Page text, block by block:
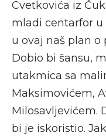
Cvetkovića iz
mladi centarfor u
u ovaj naš plan
Dobio bi šansu,
utakmica sa
Maksimovićem,
Milosavljevićem.
bi je iskoristio.